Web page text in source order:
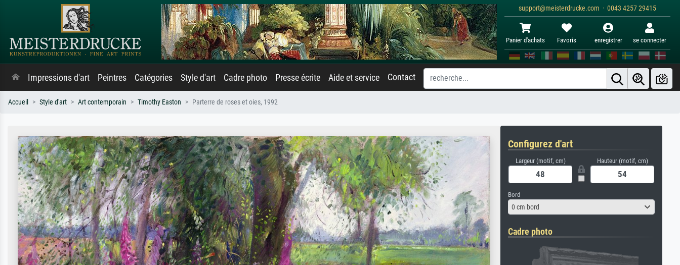
support@meisterdrucke.com · 0043 4257 29415
Panier d'achats Favoris enregistrer se connecter
Impressions d'art Peintres Catégories Style d'art Cadre photo Presse écrite Aide et service Contact
Accueil Style d'art Art contemporain Timothy Easton Parterre de roses et oies, 1992
Configurez d'art
Largeur (motif, cm) Hauteur (motif, cm)
Bord
0 cm bord
Cadre photo